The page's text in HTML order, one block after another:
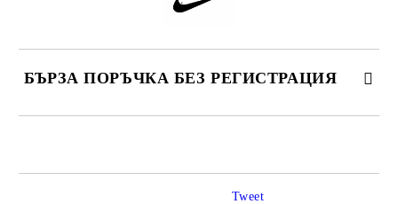
БЪРЗА ПОРЪЧКА БЕЗ РЕГИСТРАЦИЯ
Tweet